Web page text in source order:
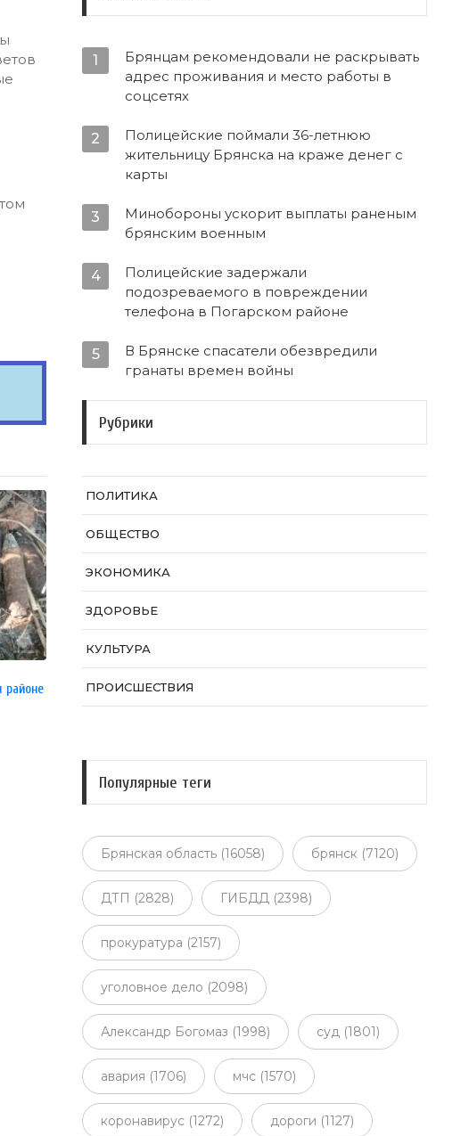
районе
1
Брянцам рекомендовали не раскрывать
адрес проживания и место работы в
соцсетях
2
Полицейские поймали 36-летнюю
жительницу Брянска на краже денег с
карты
3
Минобороны ускорит выплаты раненым
брянским военным
4
Полицейские задержали
подозреваемого в повреждении
телефона в Погарском районе
5
В Брянске спасатели обезвредили
гранаты времен войны
Рубрики
ПОЛИТИКА
ОБЩЕСТВО
ЭКОНОМИКА
ЗДОРОВЬЕ
КУЛЬТУРА
ПРОИСШЕСТВИЯ
Популярные теги
Брянская область (16058) брянск (7120)
ДТП (2828) ГИБДД (2398)
прокуратура (2157)
уголовное дело (2098)
Александр Богомаз (1998) суд (1801)
авария (1706) мчс (1570)
коронавирус (1272) дороги (1127)